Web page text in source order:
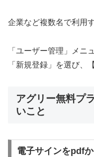
企業など複数名で利用
「ユーザー管理」メニ
「新規登録」を選び、
アグリー無料プ
いこと
電子サインをpdf